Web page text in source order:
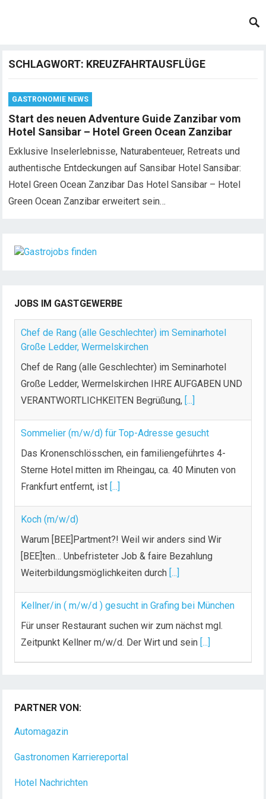
SCHLAGWORT: KREUZFAHRTAUSFLÜGE
GASTRONOMIE NEWS
Start des neuen Adventure Guide Zanzibar vom
Hotel Sansibar – Hotel Green Ocean Zanzibar
Exklusive Inselerlebnisse, Naturabenteuer, Retreats und
authentische Entdeckungen auf Sansibar Hotel Sansibar:
Hotel Green Ocean Zanzibar Das Hotel Sansibar – Hotel
Green Ocean Zanzibar erweitert sein…
JOBS IM GASTGEWERBE
Chef de Rang (alle Geschlechter) im Seminarhotel
Große Ledder, Wermelskirchen
Chef de Rang (alle Geschlechter) im Seminarhotel
Große Ledder, Wermelskirchen IHRE AUFGABEN UND
VERANTWORTLICHKEITEN Begrüßung, [...]
Sommelier (m/w/d) für Top-Adresse gesucht
Das Kronenschlösschen, ein familiengeführtes 4-
Sterne Hotel mitten im Rheingau, ca. 40 Minuten von
Frankfurt entfernt, ist [...]
Koch (m/w/d)
Warum [BEE]Partment?! Weil wir anders sind Wir
[BEE]ten… Unbefristeter Job & faire Bezahlung
Weiterbildungsmöglichkeiten durch [...]
Kellner/in ( m/w/d ) gesucht in Grafing bei München
Für unser Restaurant suchen wir zum nächst mgl.
Zeitpunkt Kellner m/w/d. Der Wirt und sein [...]
Dein Arbeitsplatz mit Urlaubsfeeling Chef de Rang
(m/w/d) Du bist Gastgeber aus Leidenschaft und
PARTNER VON:
Automagazin
Gastronomen Karriereportal
Hotel Nachrichten